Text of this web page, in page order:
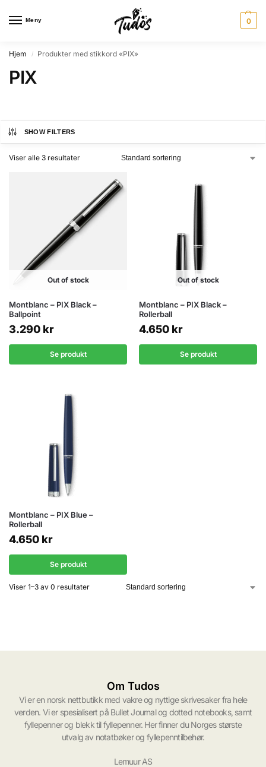
Meny 0
Hjem / Produkter med stikkord «PIX»
PIX
SHOW FILTERS
Viser alle 3 resultater
Out of stock
Montblanc – PIX Black –
Ballpoint
3.290 kr
Se produkt
Out of stock
Montblanc – PIX Black –
Rollerball
4.650 kr
Se produkt
Montblanc – PIX Blue –
Rollerball
4.650 kr
Se produkt
Viser 1–3 av 0 resultater
Om Tudos
Vi er en norsk nettbutikk med vakre og nyttige skrivesaker fra hele
verden. Vi er spesialisert på Bullet Journal og dotted notebooks, samt
fyllepenner og blekk til fyllepenner. Her finner du Norges største
utvalg av notatbøker og fyllepenntilbehør.
Lemuur AS